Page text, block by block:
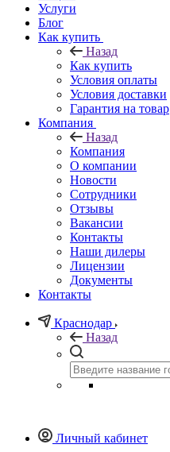
Услуги
Блог
Как купить
Назад
Как купить
Условия оплаты
Условия доставки
Гарантия на товар
Компания
Назад
Компания
О компании
Новости
Сотрудники
Отзывы
Вакансии
Контакты
Наши дилеры
Лицензии
Документы
Контакты
Краснодар
Назад
Личный кабинет